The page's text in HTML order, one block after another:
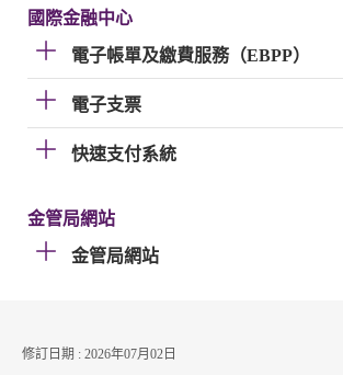
國際金融中心
電子帳單及繳費服務（EBPP）
電子支票
快速支付系統
金管局網站
金管局網站
修訂日期 : 2026年07月02日